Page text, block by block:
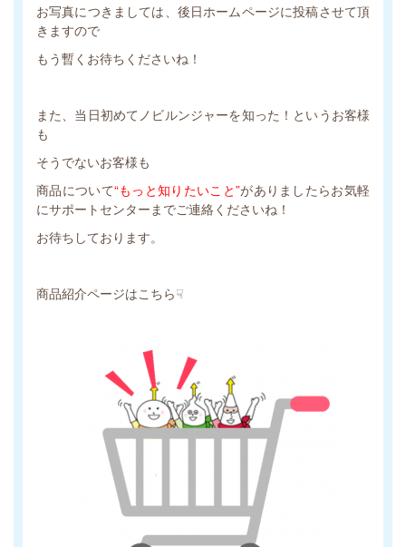
お写真につきましては、後日ホームページに投稿させて頂
きますので
もう暫くお待ちくださいね！
また、当日初めてノビルンジャーを知った！というお客様
も
そうでないお客様も
商品について“もっと知りたいこと”がありましたらお気軽
にサポートセンターまでご連絡くださいね！
お待ちしております。
商品紹介ページはこちら☟